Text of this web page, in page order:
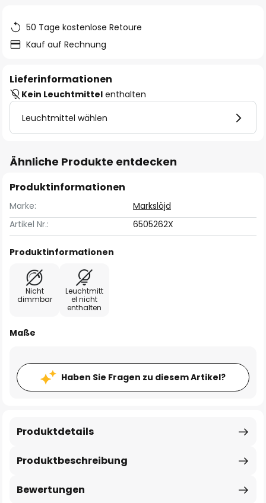
50 Tage kostenlose Retoure
Kauf auf Rechnung
Lieferinformationen
Kein Leuchtmittel enthalten
Leuchtmittel wählen
Ähnliche Produkte entdecken
Produktinformationen
Marke:
Markslöjd
Artikel Nr.:
6505262X
Produktinformationen
Nicht
dimmbar
Leuchtmitt
el nicht
enthalten
Maße
Haben Sie Fragen zu diesem Artikel?
Produktbeschreibung
Produktdetails
Bewertungen